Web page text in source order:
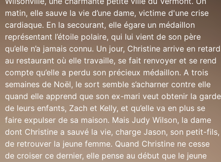
matin, elle sauve la vie d’une dame, victime d'une crise
cardiaque. En la secourant, elle égare un médaillon
représentant l’étoile polaire, qui lui vient de son père
qu’elle n’a jamais connu. Un jour, Christine arrive en retard
au restaurant où elle travaille, se fait renvoyer et se rend
compte qu’elle a perdu son précieux médaillon. A trois
semaines de Noël, le sort semble s’acharner contre elle
quand elle apprend que son ex-mari veut obtenir la garde
de leurs enfants, Zach et Kelly, et qu’elle va en plus se
faire expulser de sa maison. Mais Judy Wilson, la dame
dont Christine a sauvé la vie, charge Jason, son petit-fils,
de retrouver la jeune femme. Quand Christine ne cesse
de croiser ce dernier, elle pense au début que le jeune